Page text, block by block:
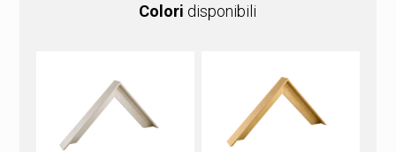
Colori disponibili